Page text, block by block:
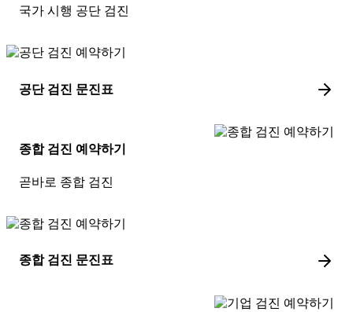
국가 시행 공단 검진
공단 검진 문진표
종합 검진 예약하기
곧바로 종합 검진
종합 검진 문진표